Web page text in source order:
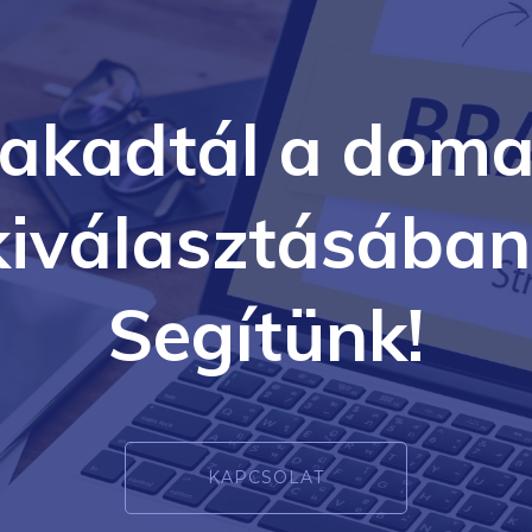
a
Segítünk!
KAPCSOLAT